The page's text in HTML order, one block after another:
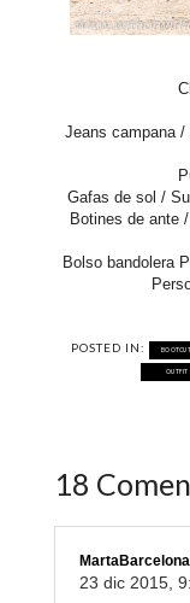
Jeans campana
Gafas de sol /
Botines de ante
Bolso bandolera
POSTED IN:
OUTFIT
18
23 dic 2015,